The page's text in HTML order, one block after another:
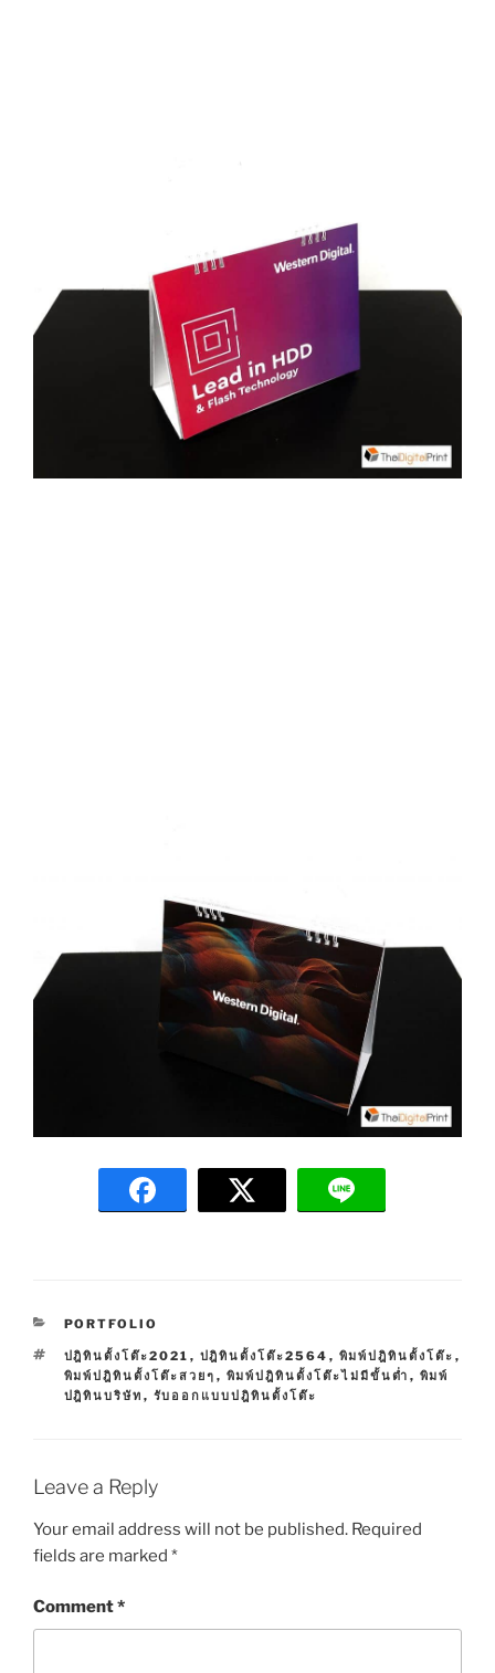
C
T
E
G
E
PORTFOLIO
T
A
G
ปฎิทินตั้งโต๊ะ2021 , ปฎิทินตั้งโต๊ะ2564 , พิมพ์ปฎิทินตั้งโต๊ะ ,
พิมพ์ปฎิทินตั้งโต๊ะสวยๆ , พิมพ์ปฎิทินตั้งโต๊ะไม่มีขั้นต่ำ , พิมพ์
ปฎิทินบริษัท , รับออกแบบปฎิทินตั้งโต๊ะ
Leave a Reply
Your email address will not be published. Required
fields are marked *
Comment*